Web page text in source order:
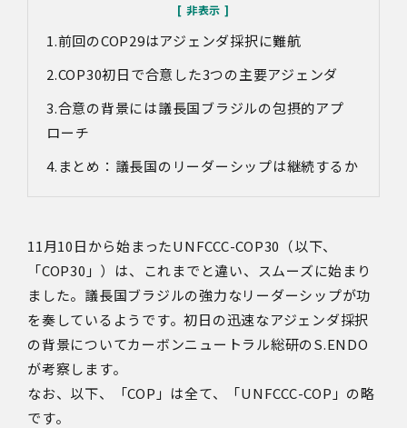
前回のCOP29はアジェンダ採択に難航
COP30初日で合意した3つの主要アジェンダ
合意の背景には議長国ブラジルの包摂的アプ
ローチ
まとめ：議長国のリーダーシップは継続するか
11月10日から始まったUNFCCC-COP30（以下、
「COP30」）は、これまでと違い、スムーズに始まり
ました。議長国ブラジルの強力なリーダーシップが功
を奏しているようです。初日の迅速なアジェンダ採択
の背景についてカーボンニュートラル総研のS.ENDO
が考察します。
なお、以下、「COP」は全て、「UNFCCC-COP」の略
です。